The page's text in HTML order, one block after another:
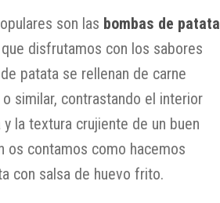
son las bombas de patata
disfrutamos con los sabores
patata se rellenan de carne
similar, contrastando el interior
la textura crujiente de un buen
os contamos como hacemos
con salsa de huevo frito.